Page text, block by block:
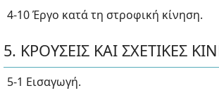
4-10 Έργο κατά τη στροφική κίνηση.
5. ΚΡΟΥΣΕΙΣ ΚΑΙ ΣΧΕΤΙΚΕΣ
5-1 Εισαγωγή.